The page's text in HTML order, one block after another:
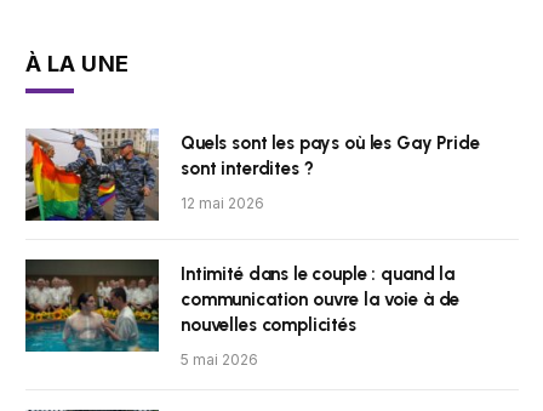
À LA UNE
Quels sont les pays où les Gay Pride
sont interdites ?
12 mai 2026
Intimité dans le couple : quand la
communication ouvre la voie à de
nouvelles complicités
5 mai 2026